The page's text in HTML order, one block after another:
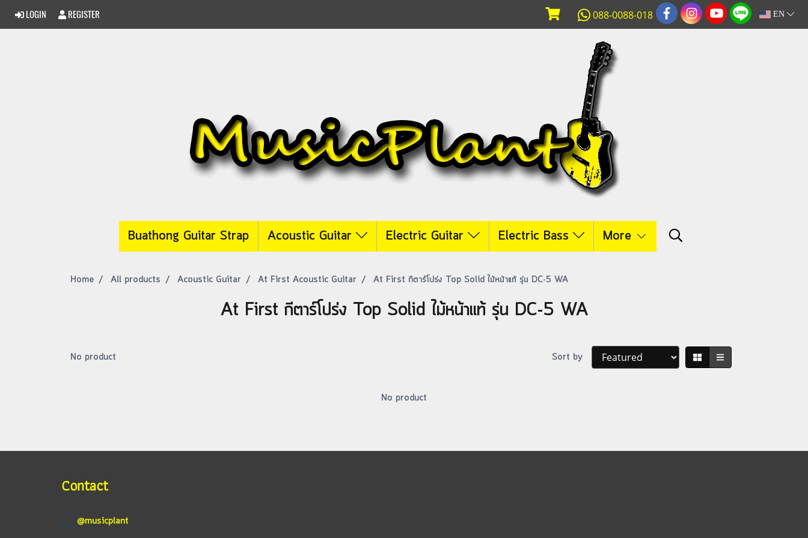
LOGIN REGISTER 088-0088-018 EN
Buathong Guitar Strap Acoustic Guitar Electric Guitar Electric Bass More
Home All products Acoustic Guitar At First Acoustic Guitar At First กีตาร์โปร่ง Top Solid ไม้หน้าแท้ รุ่น DC-5 WA
At First กีตาร์โปร่ง Top Solid ไม้หน้าแท้ รุ่น DC-5 WA
No product Sort by
No product
Contact
@musicplant